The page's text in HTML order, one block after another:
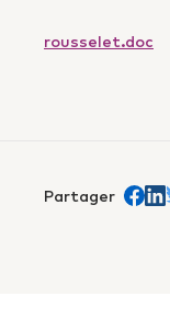
rousselet.doc
Partager